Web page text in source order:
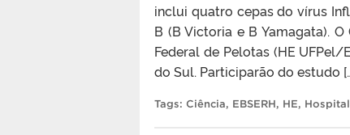
inclui quatro cepas do vírus
B (B Victoria e B Yamagata).
Federal de Pelotas (HE
do Sul. Participarão do estudo
Tags: Ciência, EBSERH, HE,